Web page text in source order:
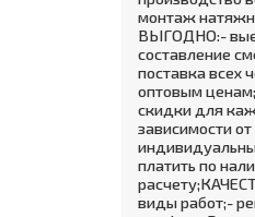
монтаж
ВЫГОДНО:-
составление
поставка всех
оптовым
скидки для
зависимости
платить по
виды работ;-